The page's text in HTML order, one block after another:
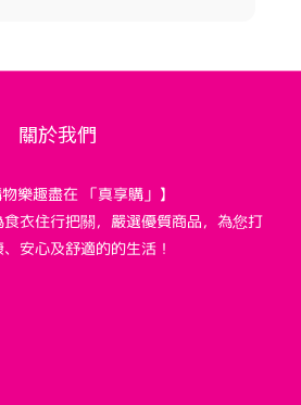
關於我們
物樂趣盡在 「真享購」】
衣住行把關，嚴選優質商品，為您打
安心及舒適的的生活！